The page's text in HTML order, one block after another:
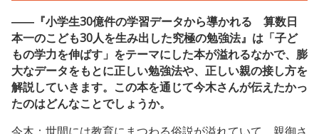
――『小学生30億件の学習データから導かれる 算数日
本一のこども30人を生み出した究極の勉強法』は「子ど
もの学力を伸ばす」をテーマにした本が溢れるなかで、膨
大なデータをもとに正しい勉強法や、正しい親の接し方を
解説していきます。この本を通じて今木さんが伝えたかっ
たのはどんなことでしょうか。